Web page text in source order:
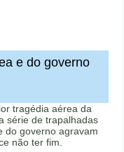
e do governo
tragédia aérea da
série de trapalhadas
do governo agravam
não ter fim.